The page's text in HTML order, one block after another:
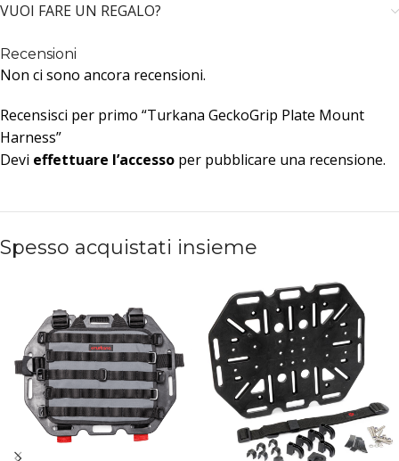
VUOI FARE UN REGALO?
Recensioni
Non ci sono ancora recensioni.
Recensisci per primo “Turkana GeckoGrip Plate Mount
Harness”
Devi effettuare l’accesso per pubblicare una recensione.
Spesso acquistati insieme